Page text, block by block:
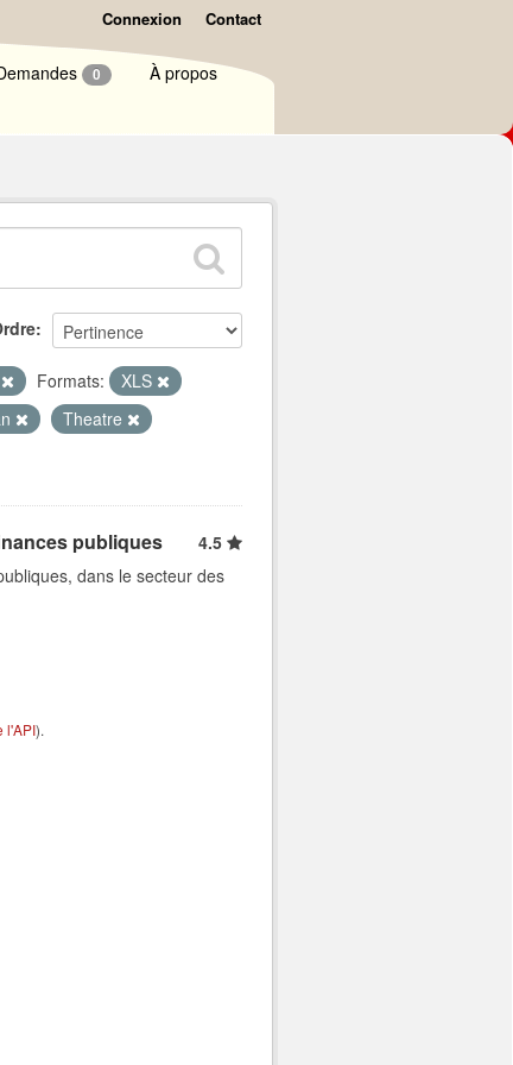
Connexion Contact
0 À propos
Formats:
XLS
Theatre
publiques
4.5
dans le secteur des
l'API).